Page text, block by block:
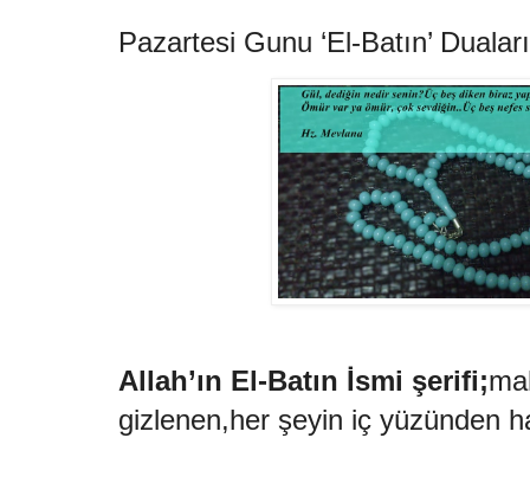
Pazartesi Gunu ‘El-Batın’
Allah’ın El-Batın İsmi şerifi;
gizlenen,her şeyin iç yüzünden